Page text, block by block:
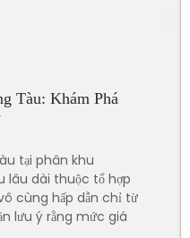
Tàu: Khám Phá
tại phân khu
lâu dài thuộc tổ hợp
cùng hấp dẫn chỉ từ
lưu ý rằng mức giá